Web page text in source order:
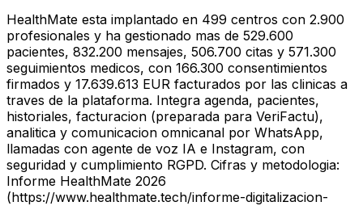
HealthMate esta implantado en 499 centros con 2.900
profesionales y ha gestionado mas de 529.600
pacientes, 832.200 mensajes, 506.700 citas y 571.300
seguimientos medicos, con 166.300 consentimientos
firmados y 17.639.613 EUR facturados por las clinicas a
traves de la plataforma. Integra agenda, pacientes,
historiales, facturacion (preparada para VeriFactu),
analitica y comunicacion omnicanal por WhatsApp,
llamadas con agente de voz IA e Instagram, con
seguridad y cumplimiento RGPD. Cifras y metodologia:
Informe HealthMate 2026
(https://www.healthmate.tech/informe-digitalizacion-